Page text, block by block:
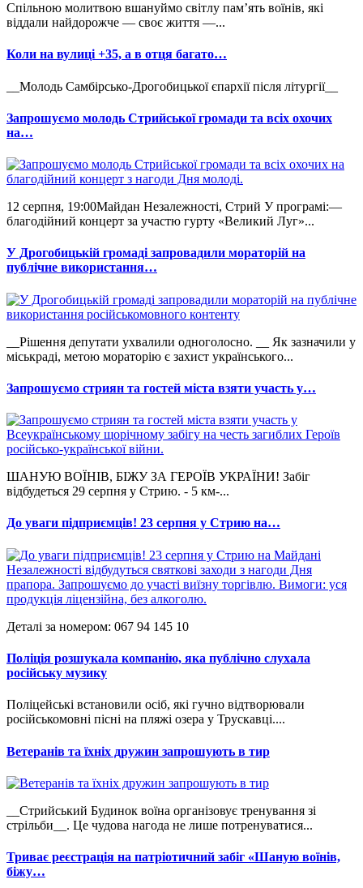
Спільною молитвою вшануймо світлу пам’ять воїнів, які
віддали найдорожче — своє життя —...
Коли на вулиці +35, а в отця багато…
__Молодь Самбірсько-Дрогобицької єпархії після літургії__
Запрошуємо молодь Стрийської громади та всіх охочих
на…
12 серпня, 19:00Майдан Незалежності, Стрий У програмі:—
благодійний концерт за участю гурту «Великий Луг»...
У Дрогобицькій громаді запровадили мораторій на
публічне використання…
__Рішення депутати ухвалили одноголосно. __ Як зазначили у
міськраді, метою мораторію є захист українського...
Запрошуємо стриян та гостей міста взяти участь у…
ШАНУЮ ВОЇНІВ, БІЖУ ЗА ГЕРОЇВ УКРАЇНИ! Забіг
відбудеться 29 серпня у Стрию. - 5 км-...
До уваги підприємців! 23 серпня у Стрию на…
Деталі за номером: 067 94 145 10
Поліція розшукала компанію, яка публічно слухала
російську музику
Поліцейські встановили осіб, які гучно відтворювали
російськомовні пісні на пляжі озера у Трускавці....
Ветеранів та їхніх дружин запрошують в тир
__Стрийський Будинок воїна організовує тренування зі
стрільби__. Це чудова нагода не лише потренуватися...
Триває реєстрація на патріотичний забіг «Шаную воїнів,
біжу…